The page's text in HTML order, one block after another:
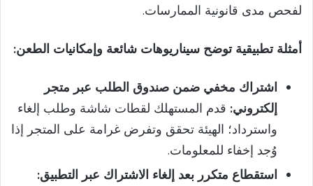
لفحص مدى قانونية الممارسات.
أمثلة تطبيقية توضح سيناريوهات شائعة وإمكانيات الطعن:
اشتراك مخفي ضمن صندوق الطلب عبر متجر
إلكتروني: قدم المستهلك لقطات شاشة وطلب إلغاء
واسترداد؛ الهيئة تحقق وتفرض غرامة على المتجر إذا
وُجد إخفاء للمعلومات.
استقطاع متكرر بعد إلغاء الاشتراك عبر التطبيق: